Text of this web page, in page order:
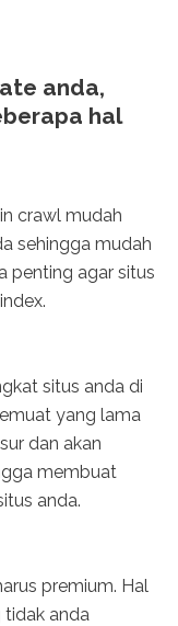
anda,
hal
crawl mudah
sehingga mudah
penting agar situs
situs anda di
yang lama
dan akan
membuat
anda.
premium. Hal
tidak anda